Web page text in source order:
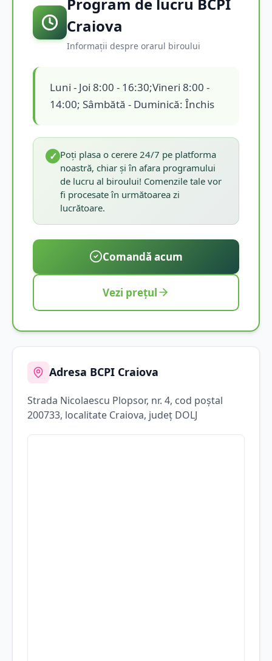
Craiova
Informații despre orarul biroului
Luni - Joi 8:00 - 16:30;Vineri 8:00 -
14:00; Sâmbătă - Duminică: Închis
✓ Poți plasa o cerere 24/7 pe platforma
noastră, chiar și în afara programului
de lucru al biroului! Comenzile tale vor
fi procesate în următoarea zi
lucrătoare.
Comandă acum
Vezi prețul
Adresa BCPI Craiova
Strada Nicolaescu Plopsor, nr. 4, cod poștal
200733, localitate Craiova, județ DOLJ